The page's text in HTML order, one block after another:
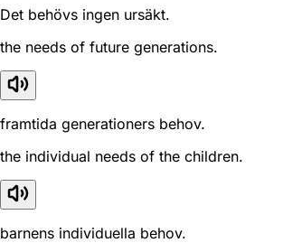
Det behövs ingen ursäkt.
the needs of future generations.
framtida generationers behov.
the individual needs of the children.
barnens individuella behov.